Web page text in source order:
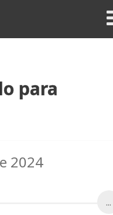
para
2024
...